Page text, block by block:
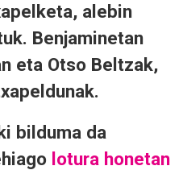
alebin
Benjaminetan
eta Otso Beltzak,
bilduma da
lotura honetan